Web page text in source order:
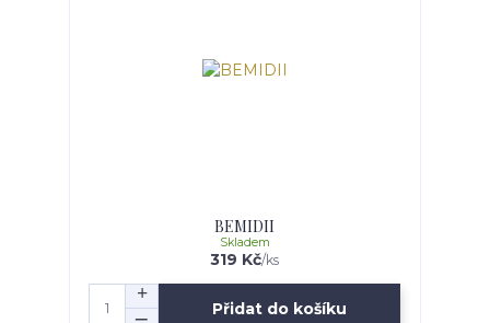
BEMIDII
319 Kč/ks
Skladem
Přidat do košíku